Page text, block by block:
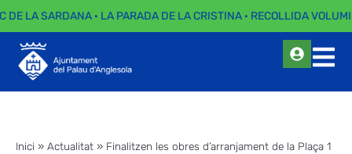
DE LA SARDANA · LA PARADA DE LA CRISTINA · RECOLLIDA
Inici » Actualitat » Finalitzen les obres d’arranjament de la Plaça 1